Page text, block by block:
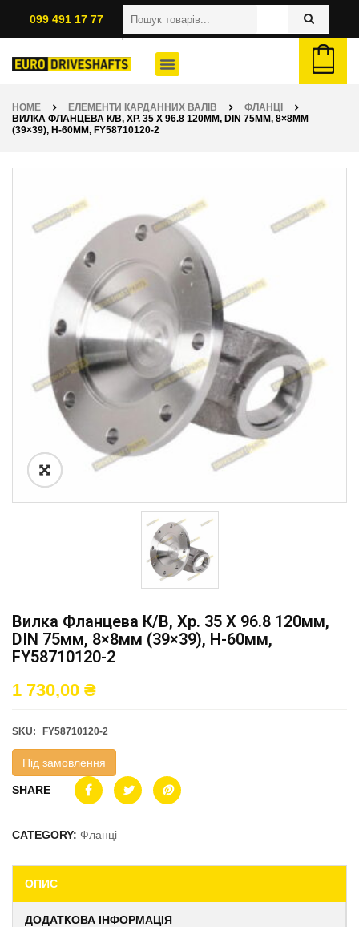
099 491 17 77
HOME ЕЛЕМЕНТИ КАРДАННИХ ВАЛІВ
ФЛАНЦІ
ВИЛКА ФЛАНЦЕВА К/В, ХР. 35 X 96.8 120ММ, DIN 75ММ, 8×8ММ
(39×39), H-60ММ, FY58710120-2
Вилка Фланцева К/в, Хр. 35 X 96.8 120мм,
DIN 75мм, 8×8мм (39×39), H-60мм,
FY58710120-2
1 730,00 ₴
SKU: FY58710120-2
Під замовлення
SHARE
CATEGORY: Фланці
ОПИС
ДОДАТКОВА ІНФОРМАЦІЯ